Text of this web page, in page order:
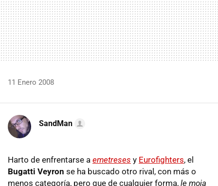
11 Enero 2008
SandMan
Harto de enfrentarse a emetreses y Eurofighters, el
Bugatti Veyron se ha buscado otro rival, con más o
menos categoría, pero que de cualquier forma, le moja